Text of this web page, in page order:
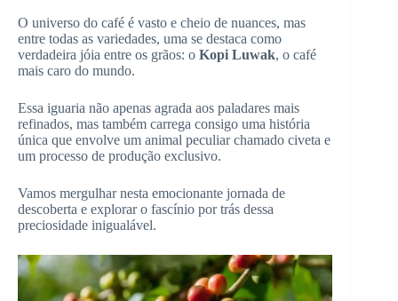
O universo do café é vasto e cheio de nuances, mas
entre todas as variedades, uma se destaca como
verdadeira jóia entre os grãos: o Kopi Luwak, o café
mais caro do mundo.
Essa iguaria não apenas agrada aos paladares mais
refinados, mas também carrega consigo uma história
única que envolve um animal peculiar chamado civeta e
um processo de produção exclusivo.
Vamos mergulhar nesta emocionante jornada de
descoberta e explorar o fascínio por trás dessa
preciosidade inigualável.